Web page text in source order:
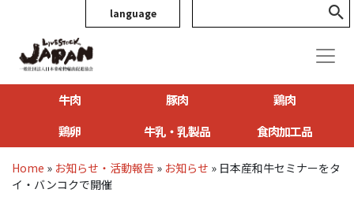
language
牛肉 豚肉
鶏肉
鶏卵
牛乳・乳製品 食肉加工品
Home » お知らせ・活動報告 » お知らせ » 日本産和牛セミナーをタ
イ・バンコクで開催